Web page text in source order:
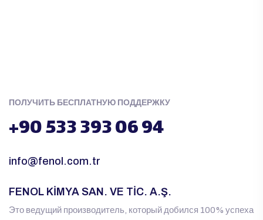
ПОЛУЧИТЬ БЕСПЛАТНУЮ ПОДДЕРЖКУ
+90 533 393 06 94
info@fenol.com.tr
FENOL KİMYA SAN. VE TİC. A.Ş.
Это ведущий производитель, который добился 100% успеха